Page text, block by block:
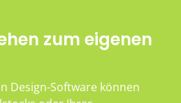
zum eigenen
Design-Software können